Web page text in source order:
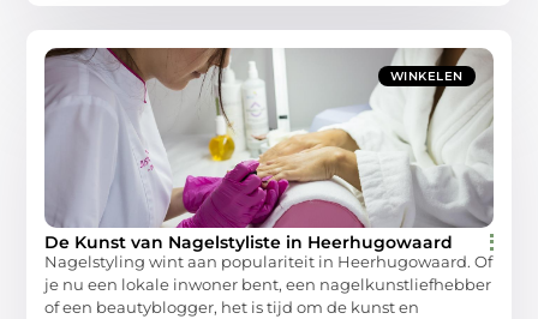
WINKELEN
De Kunst van Nagelstyliste in Heerhugowaard
Nagelstyling wint aan populariteit in Heerhugowaard. Of
je nu een lokale inwoner bent, een nagelkunstliefhebber
of een beautyblogger, het is tijd om de kunst en